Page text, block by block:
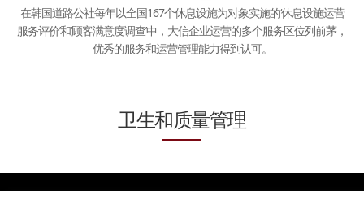
在韩国道路公社每年以全国167个休息设施为对象实施的‘休息设施运营
服务评价’和‘顾客满意度调查’中， 大信企业运营的多个服务区位列前茅，
优秀的服务和运营管理能力得到认可。
卫生和质量管理